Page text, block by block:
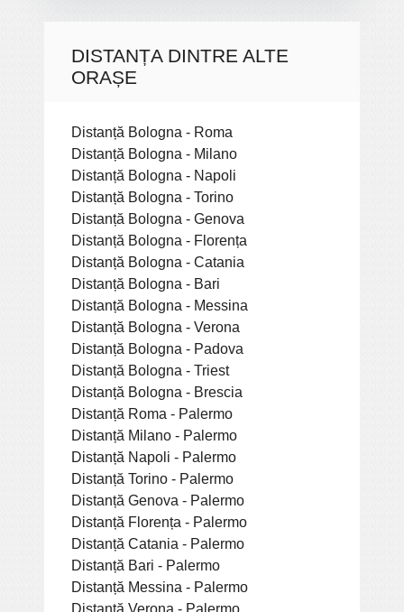
DISTANȚA DINTRE ALTE
ORAȘE
Distanță Bologna - Roma
Distanță Bologna - Milano
Distanță Bologna - Napoli
Distanță Bologna - Torino
Distanță Bologna - Genova
Distanță Bologna - Florența
Distanță Bologna - Catania
Distanță Bologna - Bari
Distanță Bologna - Messina
Distanță Bologna - Verona
Distanță Bologna - Padova
Distanță Bologna - Triest
Distanță Bologna - Brescia
Distanță Roma - Palermo
Distanță Milano - Palermo
Distanță Napoli - Palermo
Distanță Torino - Palermo
Distanță Genova - Palermo
Distanță Florența - Palermo
Distanță Catania - Palermo
Distanță Bari - Palermo
Distanță Messina - Palermo
Distanță Verona - Palermo